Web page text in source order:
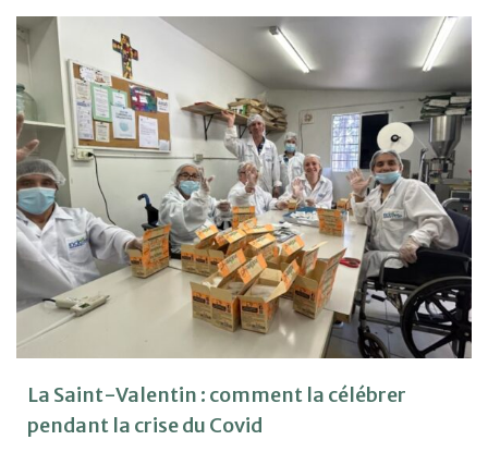
La Saint-Valentin : comment la célébrer
pendant la crise du Covid